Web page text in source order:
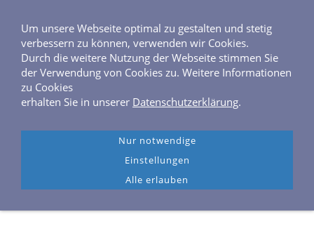
Navigation einblenden
Buchen Sie hier jederzeit online Ihre Kreuzfahrt.
weitere Abwicklung der Buchung.
Um unsere Webseite optimal zu gestalten und stetig
verbessern zu können, verwenden wir Cookies.
Durch die weitere Nutzung der Webseite stimmen Sie
der Verwendung von Cookies zu. Weitere Informationen
zu Cookies
erhalten Sie in unserer Datenschutzerklärung.
Nur notwendige
Einstellungen
Alle erlauben